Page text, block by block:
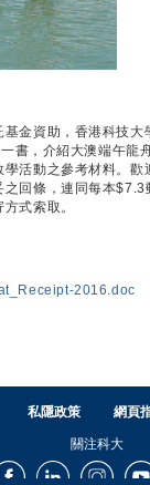
基金資助，香港科技
書，介紹大澳端午龍
學活動之參考材料。
之回條，連同每本
式索取。
2016.doc
私隱政策 網頁
關注科大
LinkedInInstagram